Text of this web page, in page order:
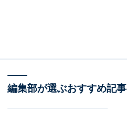
編集部が選ぶおすすめ記事